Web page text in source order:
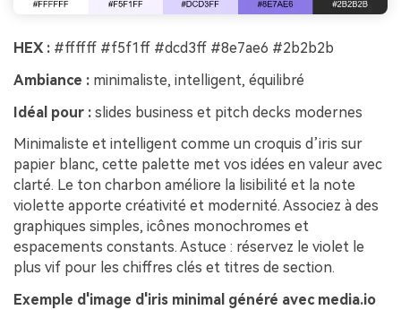
HEX : #ffffff #f5f1ff #dcd3ff #8e7ae6 #2b2b2b
Ambiance : minimaliste, intelligent, équilibré
Idéal pour : slides business et pitch decks modernes
Minimaliste et intelligent comme un croquis d’iris sur
papier blanc, cette palette met vos idées en valeur avec
clarté. Le ton charbon améliore la lisibilité et la note
violette apporte créativité et modernité. Associez à des
graphiques simples, icônes monochromes et
espacements constants. Astuce : réservez le violet le
plus vif pour les chiffres clés et titres de section.
Exemple d'image d'iris minimal généré avec media.io